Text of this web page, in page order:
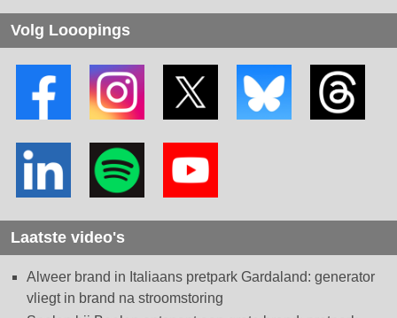
Volg Looopings
Laatste video's
Alweer brand in Italiaans pretpark Gardaland: generator
vliegt in brand na stroomstoring